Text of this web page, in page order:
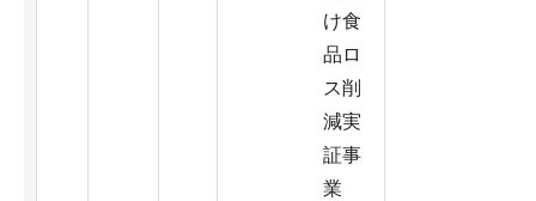
け食
品ロ
ス削
減実
証事
業